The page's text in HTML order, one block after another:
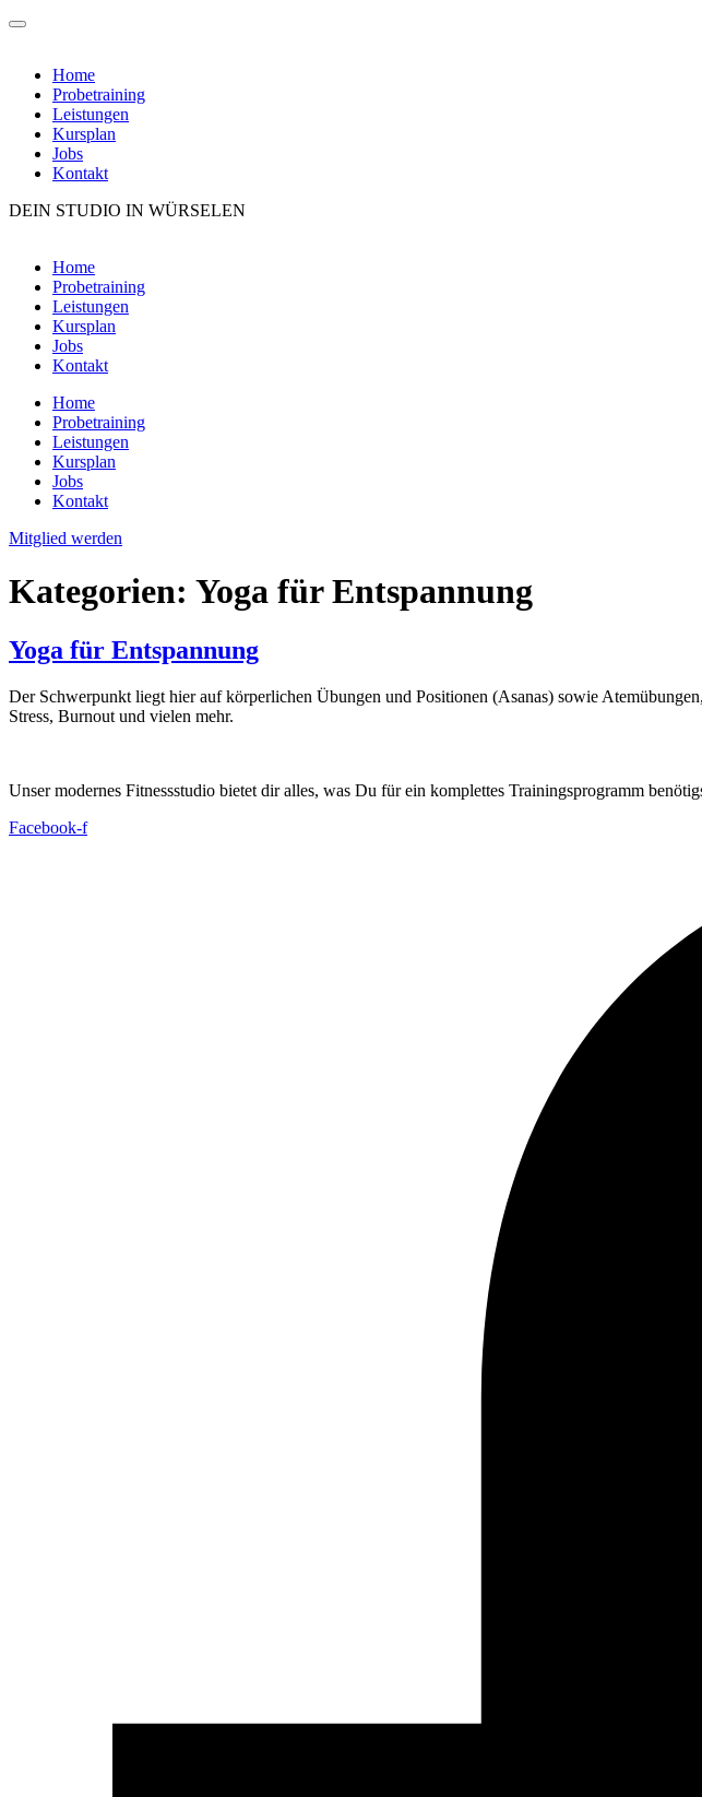
Home
Probetraining
Leistungen
Kursplan
Jobs
Kontakt
DEIN STUDIO IN WÜRSELEN
wechselnHome
Probetraining
Leistungen
Kursplan
Jobs
Kontakt
Home
Probetraining
Leistungen
Kursplan
Jobs
Kontakt
Mitglied werden
Kategorien: Yoga für Entspannung
Yoga für Entspannung
Der Schwerpunkt liegt hier auf körperlichen Übungen und Positionen (Asanas) sowie
Stress, Burnout und vielen mehr.
Unser modernes Fitnessstudio bietet dir alles, was Du für ein komplettes Trainingsprogramm
Facebook-f